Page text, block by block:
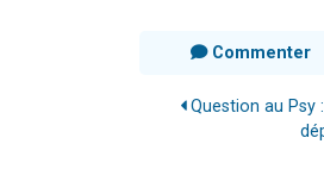
Commenter
Question au Psy